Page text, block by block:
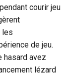
courir jeu
les
de jeu.
hasard avez
lézard